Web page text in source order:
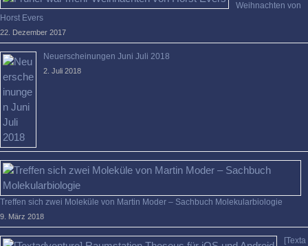
Weihnachten von
Horst Evers
22. Dezember 2017
Neuerscheinungen Juni Juli 2018
2. Juli 2018
Treffen sich zwei Moleküle von Martin Moder – Sachbuch Molekularbiologie
9. März 2018
[Texta